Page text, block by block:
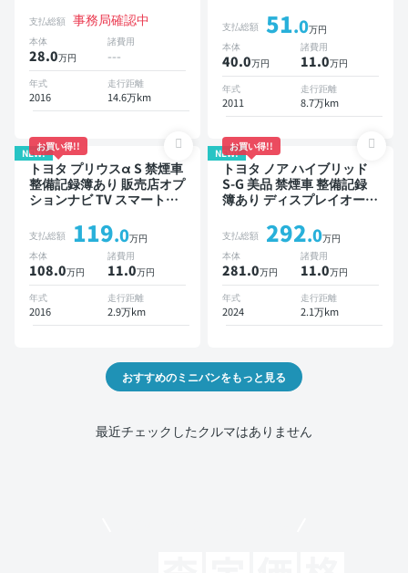
ト スマートキー バックモ
ニター ドライブレコーダー
衝突軽減 両側電動スライド
ドア 7人乗り
支払総額 事務局確認中
本体
28.0万円
諸費用
---
年式
2016
走行距離
14.6万km
り 後席モニター スマート
キー ETC ドライブレコー
ダー
支払総額 51.0万円
本体
40.0万円
諸費用
11.0万円
年式
2011
走行距離
8.7万km
NEW!
お買い得!!
トヨタ プリウスα S 禁煙車
整備記録簿あり 販売店オプ
ションナビ TV スマートキ
支払総額 119.0万円
本体
108.0万円
諸費用
11.0万円
年式
2016
走行距離
2.9万km
NEW!
お買い得!!
トヨタ ノア ハイブリッド
S-G 美品 禁煙車 整備記録
簿あり ディスプレイオーデ
オートクルーズ 3列シート
スマートキー ETC バック
モニター ドライブレコーダ
ー 衝突軽減 両側電動スラ
イドドア 7人乗り
支払総額 292.0万円
本体
281.0万円
諸費用
11.0万円
年式
2024
走行距離
2.1万km
おすすめのミニバンをもっと見る
最近チェックしたクルマはありません